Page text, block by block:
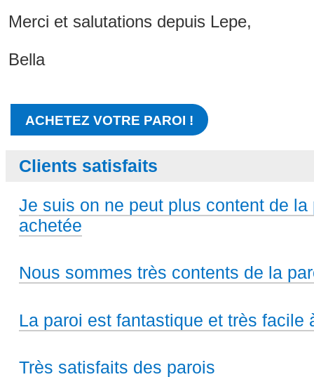
Merci et salutations depuis Lepe,
Bella
ACHETEZ VOTRE PAROI !
Clients satisfaits
Je suis on ne peut plus content de la
achetée
Nous sommes très contents de la
La paroi est fantastique et très facile
Très satisfaits des parois